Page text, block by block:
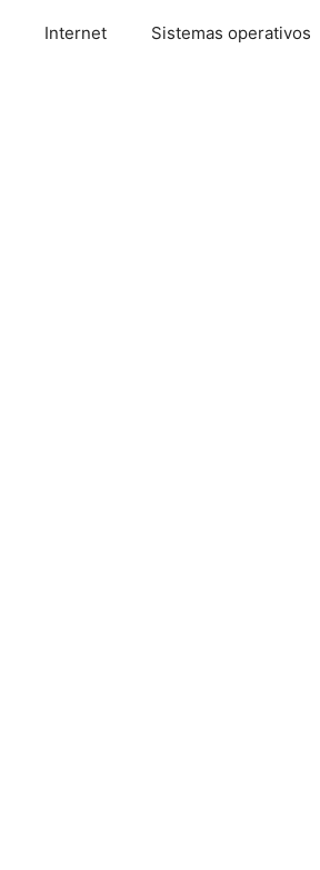
Internet Sistemas operativos